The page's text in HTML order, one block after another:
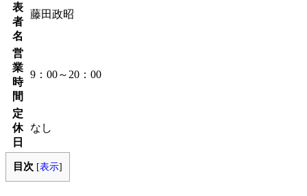
表
者
名
藤田政昭
営
業
時
間
9：00～20：00
定
休
日
なし
目次 [表示]